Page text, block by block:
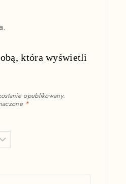
która wyświetli
opublikowany.
*